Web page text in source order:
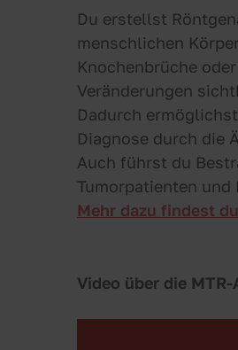
Du erstellst
menschlichen
Knochenbrüche
Veränderungen
Dadurch
Diagnose durch die
Auch führst du
Tumorpatienten
Mehr dazu findest
Video über die